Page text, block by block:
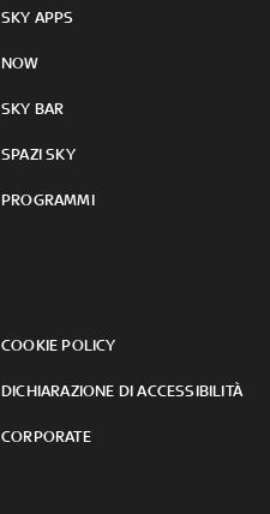
SKY APPS
NOW
SKY BAR
SPAZI SKY
PROGRAMMI
COOKIE POLICY
DICHIARAZIONE DI ACCESSIBILITÀ
CORPORATE